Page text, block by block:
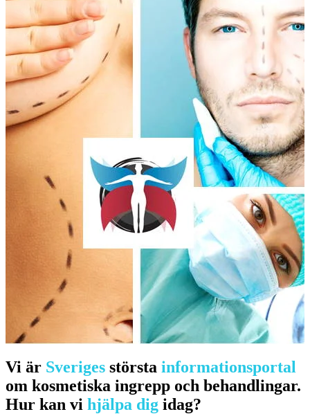
Vi är Sveriges största informationsportal
om kosmetiska ingrepp och behandlingar.
Hur kan vi hjälpa dig idag?